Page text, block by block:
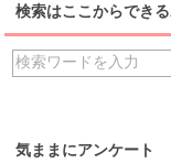
検索はここからできる
気ままにアンケート